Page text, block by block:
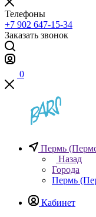
Телефоны
+7 902 647-15-34
Заказать звонок
0
Пермь
Назад
Города
Пермь
Кабинет